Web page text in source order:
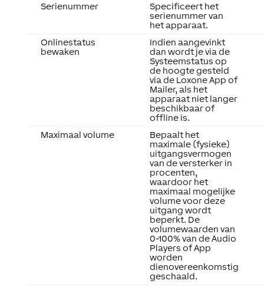
Serienummer
Specificeert het
serienummer van
het apparaat.
Onlinestatus
bewaken
Indien aangevinkt
dan wordt je via de
Systeemstatus op
de hoogte gesteld
via de Loxone App of
Mailer, als het
apparaat niet langer
beschikbaar of
offline is.
Maximaal volume
Bepaalt het
maximale (fysieke)
uitgangsvermogen
van de versterker in
procenten,
waardoor het
maximaal mogelijke
volume voor deze
uitgang wordt
beperkt. De
volumewaarden van
0-100% van de Audio
Players of App
worden
dienovereenkomstig
geschaald.